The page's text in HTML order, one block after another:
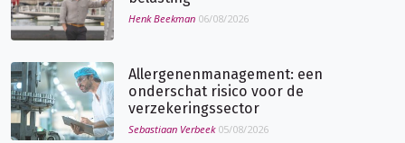
Henk Beekman 06/08/2026
Allergenenmanagement: een
onderschat risico voor de
verzekeringssector
Sebastiaan Verbeek 05/08/2026